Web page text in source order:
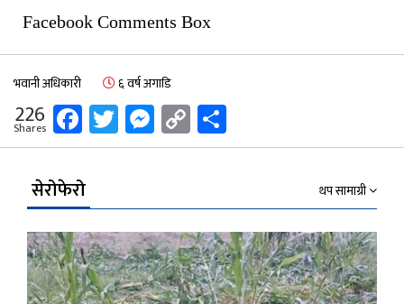
Facebook Comments Box
भवानी अधिकारी ६ वर्ष अगाडि
226
Shares Facebook
Twitter
Messenger
Copy
Link
सेरोफेरो थप सामाग्री